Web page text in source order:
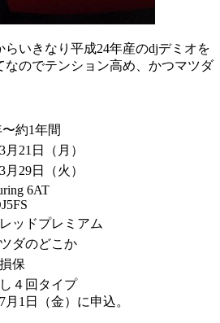
いきなり平成24年産のdjデミオを
なのでテンション高め、かつマツダ
〜約1年間
月21日（月）
月29日（火）
6AT
ッドプレミアム
ダのどこか
保
４回タイプ
月1日（金）に申込。